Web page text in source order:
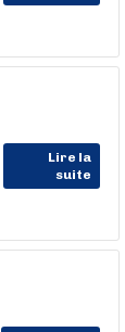
Lire la
suite